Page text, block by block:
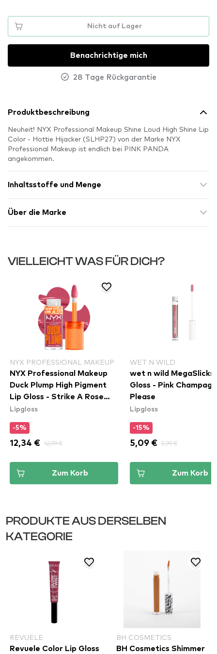
Nicht auf Lager
Benachrichtige mich
28 Tage Rückgarantie
Produktbeschreibung
Neuheit! NYX Professional Makeup Shine Loud High Shine Lip
Color - Hottie Hijacker (SLHP27) von der Marke NYX
Professional Makeup ist endlich bei PINK PANDA
angekommen.
Inhaltsstoffe und Menge
Über die Marke
VIELLEICHT WAS FÜR DICH?
NYX PROFESSIONAL MAKEUP
NYX Professional Makeup
Duck Plump High Pigment
Lip Gloss - Strike A Rose
(DPLL09)
Lipgloss
-5%
12,34 € 12,99 €
Zum Korb
WET N WILD
wet n wild MegaSlicks
Gloss - Pink
Please
Lipgloss
-15%
5,09 € 5,99 €
Zum Korb
PRODUKTE AUS DERSELBEN
KATEGORIE
REVUELE
Revuele Color Lip Gloss
BH COSMETICS
BH Cosmetics Shimmer